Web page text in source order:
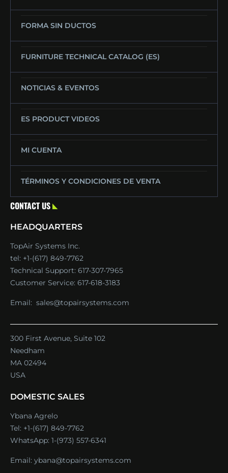
FORMA SIN DUCTOS
FURNITURE TECHNICAL CATALOG (ES)
NOTICIAS & EVENTOS
ES PRODUCT VIDEOS
MI CUENTA
TÉRMINOS Y CONDICIONES DE VENTA
CONTACT US
HEADQUARTERS
TopAir Systems Inc.
tel: +1-(617) 849-7762
Technical Support: 617-307-7965
Customer Service: 617-618-3183
Email: sales@topairsystems.com
300 First Avenue, Suite 102
Needham
MA 02494
USA
DOMESTIC SALES
Ybana Agrelo
Tel: +1-(617) 849-7762
WhatsApp: 1-(973) 557-6341
Email: ybana@topairsystems.com